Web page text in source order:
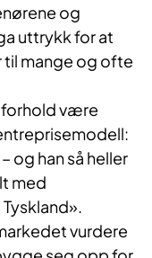
og
uttrykk for at
til mange og ofte
være
og han så heller
med
vurdere